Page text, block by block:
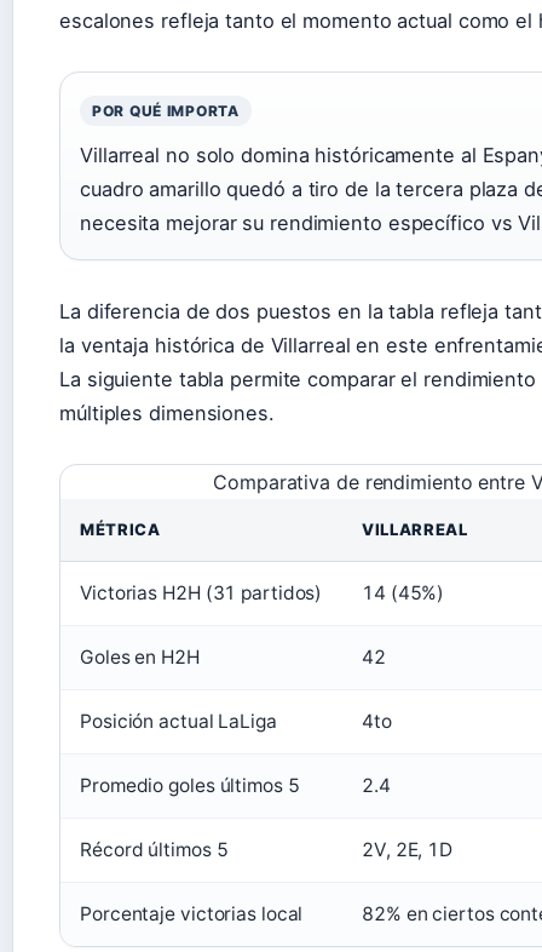
escalones refleja tanto el momento actual como
POR QUÉ IMPORTA
Villarreal no solo domina históricamente al
cuadro amarillo quedó a tiro de la tercera plaza
necesita mejorar su rendimiento específico vs
La diferencia de dos puestos en la tabla refleja
la ventaja histórica de Villarreal en este
La siguiente tabla permite comparar el
múltiples dimensiones.
Comparativa de rendimiento entre
MÉTRICA VILLARREAL
Victorias H2H (31 partidos) 14 (45%)
Goles en H2H 42
Posición actual LaLiga 4to
Promedio goles últimos 5 2.4
Récord últimos 5 2V, 2E, 1D
Porcentaje victorias local 82% en ciertos